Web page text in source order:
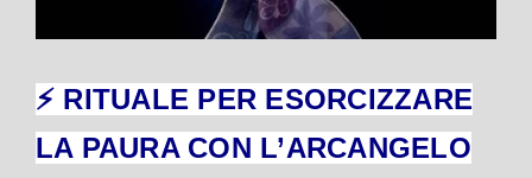
⚡ RITUALE PER ESORCIZZARE
LA PAURA CON L’ARCANGELO